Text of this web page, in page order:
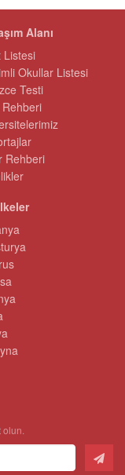
Alanı
Listesi
Okullar Listesi
Testi
Rehberi